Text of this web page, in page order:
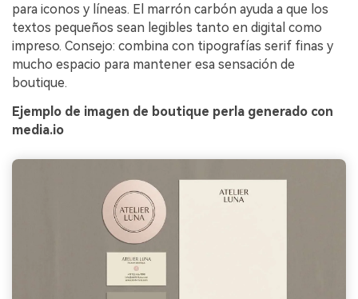
para iconos y líneas. El marrón carbón ayuda a que los
textos pequeños sean legibles tanto en digital como
impreso. Consejo: combina con tipografías serif finas y
mucho espacio para mantener esa sensación de
boutique.
Ejemplo de imagen de boutique perla generado con
media.io